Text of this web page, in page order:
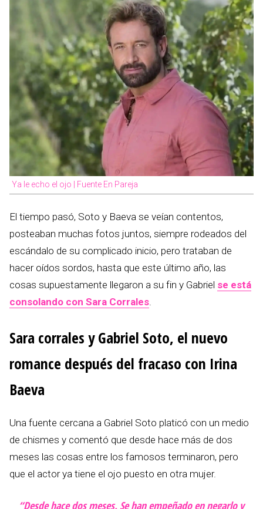
Ya le echo el ojo | Fuente En Pareja
El tiempo pasó, Soto y Baeva se veían contentos,
posteaban muchas fotos juntos, siempre rodeados del
escándalo de su complicado inicio, pero trataban de
hacer oídos sordos, hasta que este último año, las
cosas supuestamente llegaron a su fin y Gabriel se está
consolando con Sara Corrales.
Sara corrales y Gabriel Soto, el nuevo
romance después del fracaso con Irina
Baeva
Una fuente cercana a Gabriel Soto platicó con un medio
de chismes y comentó que desde hace más de dos
meses las cosas entre los famosos terminaron, pero
que el actor ya tiene el ojo puesto en otra mujer.
“Desde hace dos meses. Se han empeñado en negarlo y